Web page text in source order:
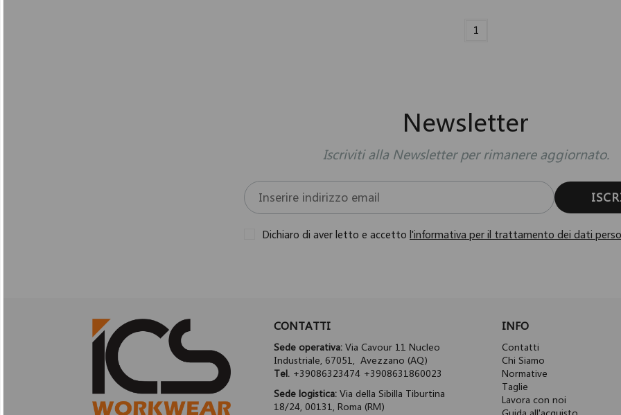
1
Newsletter
Iscriviti alla Newsletter per rimanere aggiornato.
Dichiaro di aver letto e accetto l'informativa per il trattamento dei dati
CONTATTI
Sede operativa:Via Cavour 11 Nucleo
Industriale, 67051, Avezzano (AQ)
Tel.+39086323474 +3908631860023
Sede logistica:Via della Sibilla Tiburtina
18/24, 00131, Roma (RM)
INFO
Contatti
Chi Siamo
Normative
Taglie
Lavora con noi